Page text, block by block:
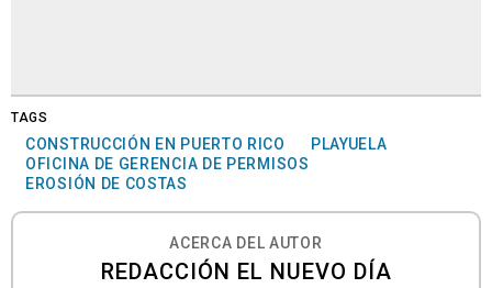
TAGS
CONSTRUCCIÓN EN PUERTO RICO
PLAYUELA
OFICINA DE GERENCIA DE PERMISOS
EROSIÓN DE COSTAS
ACERCA DEL AUTOR
REDACCIÓN EL NUEVO DÍA